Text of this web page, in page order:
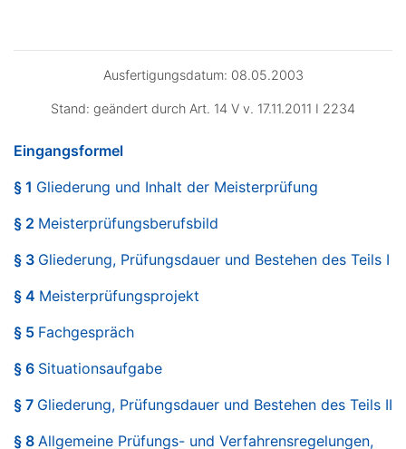
Ausfertigungsdatum: 08.05.2003
Stand: geändert durch Art. 14 V v. 17.11.2011 I 2234
Eingangsformel
§ 1 Gliederung und Inhalt der Meisterprüfung
§ 2 Meisterprüfungsberufsbild
§ 3 Gliederung, Prüfungsdauer und Bestehen des Teils I
§ 4 Meisterprüfungsprojekt
§ 5 Fachgespräch
§ 6 Situationsaufgabe
§ 7 Gliederung, Prüfungsdauer und Bestehen des Teils II
§ 8 Allgemeine Prüfungs- und Verfahrensregelungen,